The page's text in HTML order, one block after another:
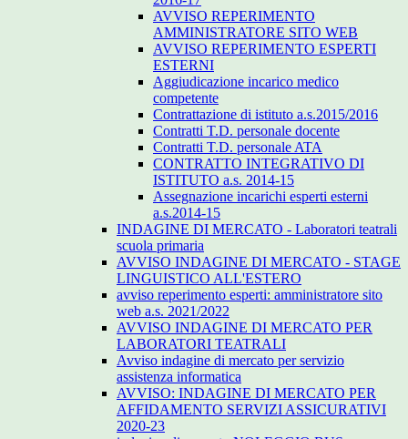
AVVISO REPERIMENTO
AMMINISTRATORE SITO WEB
AVVISO REPERIMENTO ESPERTI
ESTERNI
Aggiudicazione incarico medico
competente
Contrattazione di istituto a.s.2015/2016
Contratti T.D. personale docente
Contratti T.D. personale ATA
CONTRATTO INTEGRATIVO DI
ISTITUTO a.s. 2014-15
Assegnazione incarichi esperti esterni
a.s.2014-15
INDAGINE DI MERCATO - Laboratori teatrali
scuola primaria
AVVISO INDAGINE DI MERCATO - STAGE
LINGUISTICO ALL'ESTERO
avviso reperimento esperti: amministratore sito
web a.s. 2021/2022
AVVISO INDAGINE DI MERCATO PER
LABORATORI TEATRALI
Avviso indagine di mercato per servizio
assistenza informatica
AVVISO: INDAGINE DI MERCATO PER
AFFIDAMENTO SERVIZI ASSICURATIVI
2020-23